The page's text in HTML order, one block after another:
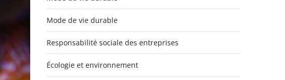
Mode de vie durable
Responsabilité sociale des entreprises
Écologie et environnement